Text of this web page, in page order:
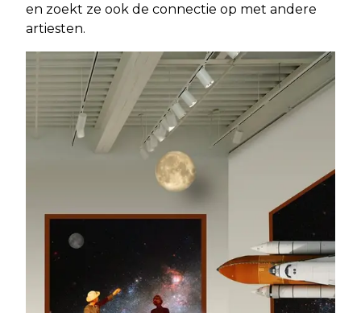
en zoekt ze ook de connectie op met andere
artiesten.